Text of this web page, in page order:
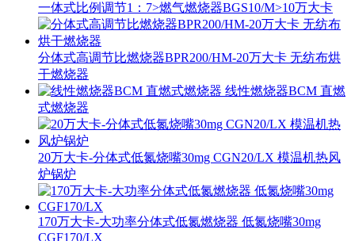
一体式比例调节1：7>燃气燃烧器BGS10/M>10万大卡
分体式高调节比燃烧器BPR200/HM-20万大卡 无纺布烘
干燃烧器
线性燃烧器BCM 直燃
式燃烧器
20万大卡-分体式低氮烧嘴30mg CGN20/LX 模温机热风
炉锅炉
170万大卡-大功率分体式低氮燃烧器 低氮烧嘴30mg
CGF170/LX